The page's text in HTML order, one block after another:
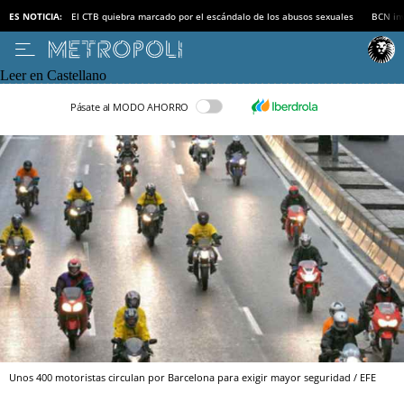
ES NOTICIA: El CTB quiebra marcado por el escándalo de los abusos sexuales BCN
Leer en Castellano
Pásate al MODO AHORRO
Unos 400 motoristas circulan por Barcelona para exigir mayor seguridad / EFE